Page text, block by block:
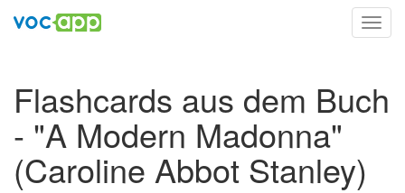
Flashcards aus dem Buch
- "A Modern Madonna"
(Caroline Abbot Stanley)